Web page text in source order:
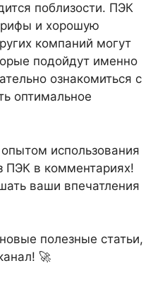
поблизости. ПЭК
и хорошую
компаний могут
подойдут именно
ознакомиться с
оптимальное
использования
ПЭК в комментариях!
ваши впечатления
полезные статьи,
🚀